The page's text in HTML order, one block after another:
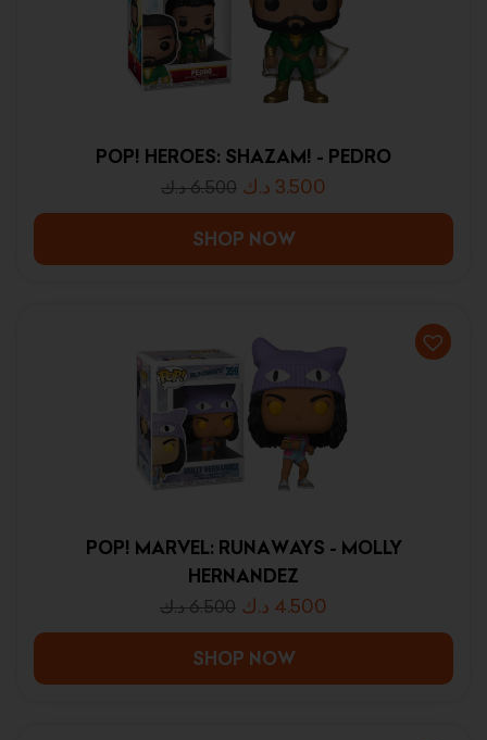
POP! HEROES: SHAZAM! - PEDRO
6.500 د.ك 3.500 د.ك
SHOP NOW
POP! MARVEL: RUNAWAYS - MOLLY
HERNANDEZ
6.500 د.ك 4.500 د.ك
SHOP NOW